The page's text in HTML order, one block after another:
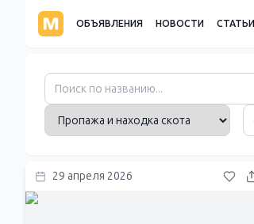
ОБЪЯВЛЕНИЯ НОВОСТИ СТАТЬИ
29 апреля 2026